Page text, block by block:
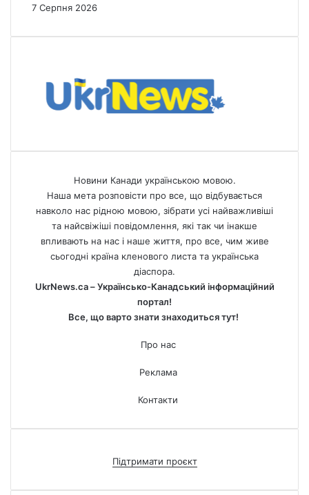
7 Серпня 2026
Новини Канади українською мовою.
Наша мета розповісти про все, що відбувається
навколо нас рідною мовою, зібрати усі найважливіші
та найсвіжіші повідомлення, які так чи інакше
впливають на нас і наше життя, про все, чим живе
сьогодні країна кленового листа та українська
діаспора.
UkrNews.ca – Українсько-Канадський інформаційний
портал!
Все, що варто знати знаходиться тут!
Про нас
Реклама
Контакти
Підтримати проєкт